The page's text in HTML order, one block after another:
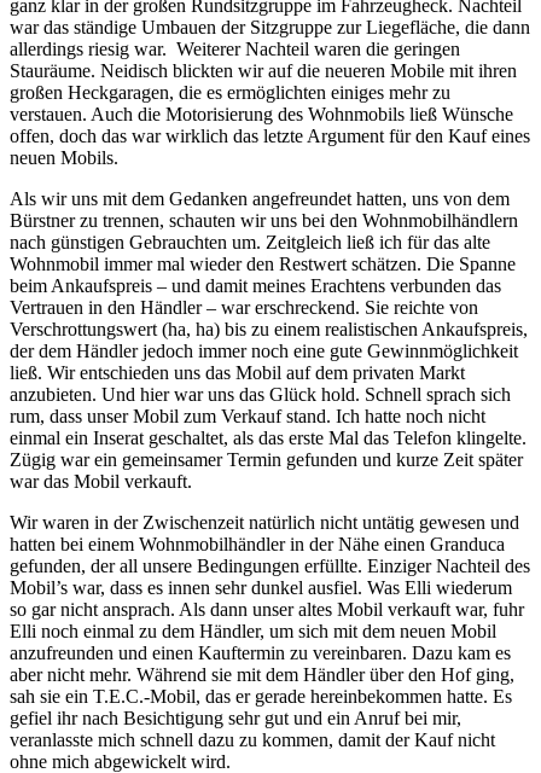
ganz klar in der großen Rundsitzgruppe im Fahrzeugheck. Nachteil
war das ständige Umbauen der Sitzgruppe zur Liegefläche, die dann
allerdings riesig war. Weiterer Nachteil waren die geringen
Stauräume. Neidisch blickten wir auf die neueren Mobile mit ihren
großen Heckgaragen, die es ermöglichten einiges mehr zu
verstauen. Auch die Motorisierung des Wohnmobils ließ Wünsche
offen, doch das war wirklich das letzte Argument für den Kauf eines
neuen Mobils.
Als wir uns mit dem Gedanken angefreundet hatten, uns von dem
Bürstner zu trennen, schauten wir uns bei den Wohnmobilhändlern
nach günstigen Gebrauchten um. Zeitgleich ließ ich für das alte
Wohnmobil immer mal wieder den Restwert schätzen. Die Spanne
beim Ankaufspreis – und damit meines Erachtens verbunden das
Vertrauen in den Händler – war erschreckend. Sie reichte von
Verschrottungswert (ha, ha) bis zu einem realistischen Ankaufspreis,
der dem Händler jedoch immer noch eine gute Gewinnmöglichkeit
ließ. Wir entschieden uns das Mobil auf dem privaten Markt
anzubieten. Und hier war uns das Glück hold. Schnell sprach sich
rum, dass unser Mobil zum Verkauf stand. Ich hatte noch nicht
einmal ein Inserat geschaltet, als das erste Mal das Telefon klingelte.
Zügig war ein gemeinsamer Termin gefunden und kurze Zeit später
war das Mobil verkauft.
Wir waren in der Zwischenzeit natürlich nicht untätig gewesen und
hatten bei einem Wohnmobilhändler in der Nähe einen Granduca
gefunden, der all unsere Bedingungen erfüllte. Einziger Nachteil des
Mobil’s war, dass es innen sehr dunkel ausfiel. Was Elli wiederum
so gar nicht ansprach. Als dann unser altes Mobil verkauft war, fuhr
Elli noch einmal zu dem Händler, um sich mit dem neuen Mobil
anzufreunden und einen Kauftermin zu vereinbaren. Dazu kam es
aber nicht mehr. Während sie mit dem Händler über den Hof ging,
sah sie ein T.E.C.-Mobil, das er gerade hereinbekommen hatte. Es
gefiel ihr nach Besichtigung sehr gut und ein Anruf bei mir,
veranlasste mich schnell dazu zu kommen, damit der Kauf nicht
ohne mich abgewickelt wird.